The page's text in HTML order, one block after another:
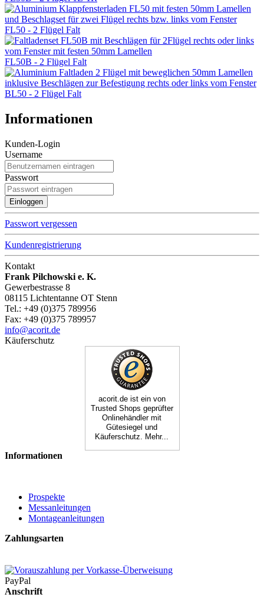
FL50 - 2 Flügel Falt
FL50B - 2 Flügel Falt
BL50 - 2 Flügel Falt
Informationen
Kunden-Login
Username
Passwort
Passwort vergessen
Kundenregistrierung
Kontakt
Frank Pilchowski e. K.
Gewerbestrasse 8
08115 Lichtentanne OT Stenn
Tel.: +49 (0)375 789956
Fax: +49 (0)375 789957
info@acorit.de
Käuferschutz
acorit.de ist ein von
Trusted Shops geprüfter
Onlinehändler mit
Gütesiegel und
Käuferschutz. Mehr...
Informationen
Prospekte
Messanleitungen
Montageanleitungen
Zahlungsarten
PayPal
Anschrift